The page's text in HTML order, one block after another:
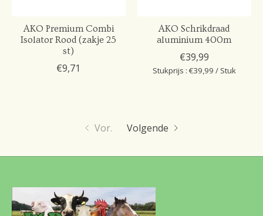
AKO Premium Combi
Isolator Rood (zakje 25
st)
€9,71
AKO Schrikdraad
aluminium 400m
€39,99
Stukprijs : €39,99 / Stuk
Vor. Volgende